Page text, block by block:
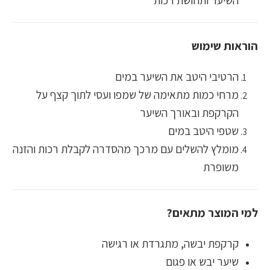
הוראות שימוש
הרטיבי היטב את השיער במים
מרחי כמות מתאימה של שמפו ועסי לתוך קצף על
הקרקפת ובאורך השיער
שטפי היטב במים
מומלץ להשלים עם מרכך מהסדרה לקבלת רכות והזנה
משופרת
למי המוצר מתאים?
קרקפת יבשה, מתגרדת או רגישה
שיער יבש או פגום